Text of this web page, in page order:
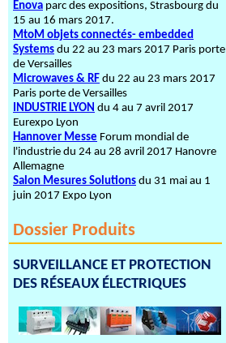
Enova parc des expositions, Strasbourg du
15 au 16 mars 2017.
MtoM objets connectés- embedded
Systems du 22 au 23 mars 2017 Paris porte
de Versailles
Microwaves & RF du 22 au 23 mars 2017
Paris porte de Versailles
INDUSTRIE LYON du 4 au 7 avril 2017
Eurexpo Lyon
Hannover Messe Forum mondial de
l'industrie du 24 au 28 avril 2017 Hanovre
Allemagne
Salon Mesures Solutions du 31 mai au 1
juin 2017 Expo Lyon
Dossier Produits
SURVEILLANCE ET PROTECTION
DES RÉSEAUX ÉLECTRIQUES